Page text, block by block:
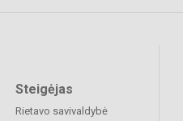
Steigėjas
Rietavo savivaldybė